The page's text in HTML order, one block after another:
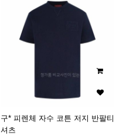
구* 피렌체 자수 코튼 저지 반팔티
셔츠